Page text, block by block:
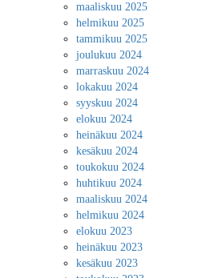
maaliskuu 2025
helmikuu 2025
tammikuu 2025
joulukuu 2024
marraskuu 2024
lokakuu 2024
syyskuu 2024
elokuu 2024
heinäkuu 2024
kesäkuu 2024
toukokuu 2024
huhtikuu 2024
maaliskuu 2024
helmikuu 2024
elokuu 2023
heinäkuu 2023
kesäkuu 2023